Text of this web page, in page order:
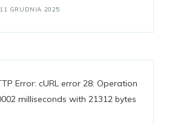
11 GRUDNIA 2025
Error: cURL error 28: Operation
milliseconds with 21312 bytes